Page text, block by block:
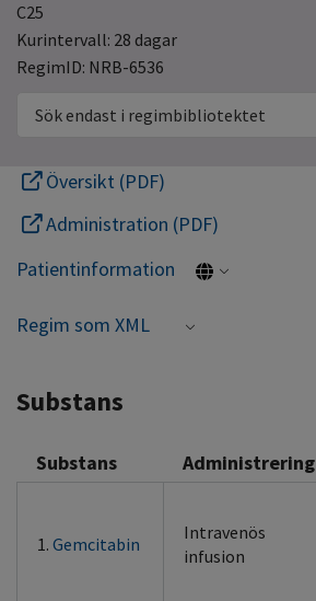
C25
Kurintervall: 28 dagar
RegimID: NRB-6536
Sök endast i regimbibliotektet
Översikt (PDF)
Administration (PDF)
Patientinformation
Regim som XML
Substans
Substans Administrering
1. Gemcitabin
Intravenös
infusion